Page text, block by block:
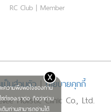
ความพึงพอใจของท่าน
ซต์ของเราต่อ ถือว่าท่าน
มท่านสามารถอ่านได้
x
RC Club | Member
ป็นส่วนตัว|นโยบายคุกกี้
Holistic Clinic Co., Ltd.